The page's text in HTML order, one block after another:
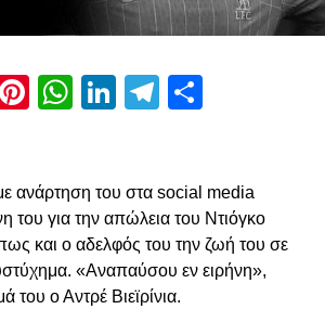
που αφορούν την επόμενη μέρα του
απλός, “Κύριοι, με την δικιά μας
15μελες μετά την παραίτηση
Pinterest
WhatsApp
LinkedIn
Telegram
ανάρτηση του στα social media
του για την απώλεια του Ντιόγκο
και ο αδελφός του την ζωή του σε
«Αναπαύσου εν ειρήνη»,
του ο Αντρέ Βιεϊρίνια.